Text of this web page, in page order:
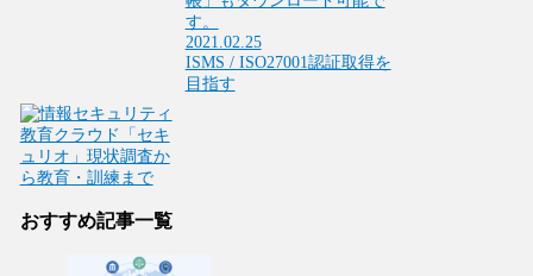
す。
2021.02.25
ISMS / ISO27001認証取得を
目指す
おすすめ記事一覧